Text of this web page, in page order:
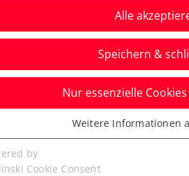
Aktuelle
Alle
Speichern &
Nur essenzielle
Cookies werden für
benötigt. Dadurch ist
Weitere Informationen
by
Cookie Consent